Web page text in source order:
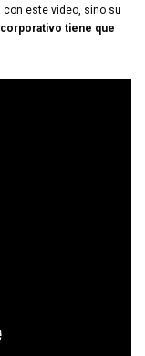
con este video, sino su
tiene que